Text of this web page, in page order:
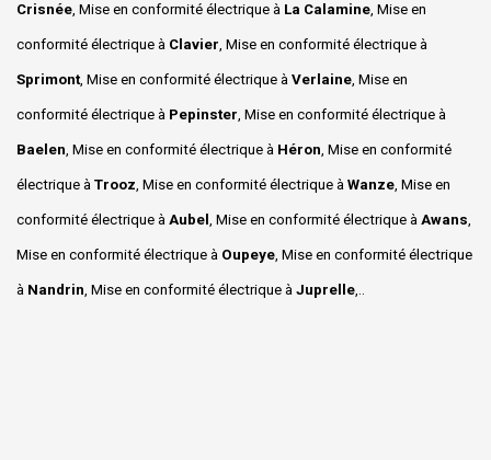
Crisnée, Mise en conformité électrique à La Calamine, Mise en
conformité électrique à Clavier, Mise en conformité électrique à
Sprimont, Mise en conformité électrique à Verlaine, Mise en
conformité électrique à Pepinster, Mise en conformité électrique à
Baelen, Mise en conformité électrique à Héron, Mise en conformité
électrique à Trooz, Mise en conformité électrique à Wanze, Mise en
conformité électrique à Aubel , Mise en conformité électrique à Awans,
Mise en conformité électrique à Oupeye, Mise en conformité électrique
à Nandrin, Mise en conformité électrique à Juprelle,..